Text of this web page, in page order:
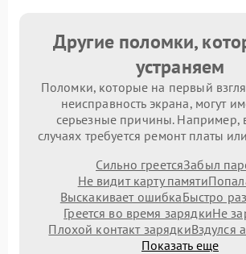
Другие поломки,
устраняем
Поломки, которые на первый
неисправность экрана, могут
серьезные причины. Например,
случаях требуется ремонт платы
Сильно греетсяЗабыл
Не видит карту памяти
Выскакивает ошибкаБыстро
Греется во время зарядкиНе
Плохой контакт зарядкиВздулся
Показать еще